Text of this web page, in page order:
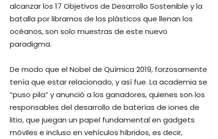
alcanzar los 17 Objetivos de Desarrollo Sostenible y la
batalla por librarnos de los plásticos que llenan los
océanos, son solo muestras de este nuevo
paradigma.
De modo que el Nobel de Química 2019, forzosamente
tenía que estar relacionado, y así fue. La academia se
“puso pila” y anunció a los ganadores, quienes son los
responsables del desarrollo de baterías de iones de
litio, que juegan un papel fundamental en gadgets
móviles e incluso en vehículos híbridos, es decir,